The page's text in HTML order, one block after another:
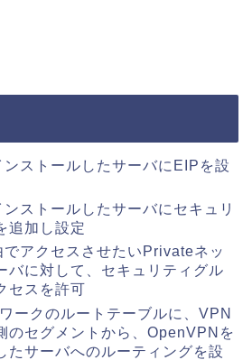
ストールしたサーバにEIPを設
ストールしたサーバにセキュリ
追加し設定
アクセスさせたいPrivateネッ
バに対して、セキュリティグル
セスを許可
ークのルートテーブルに、VPN
のセグメントから、OpenVPNを
たサーバへのルーティングを設